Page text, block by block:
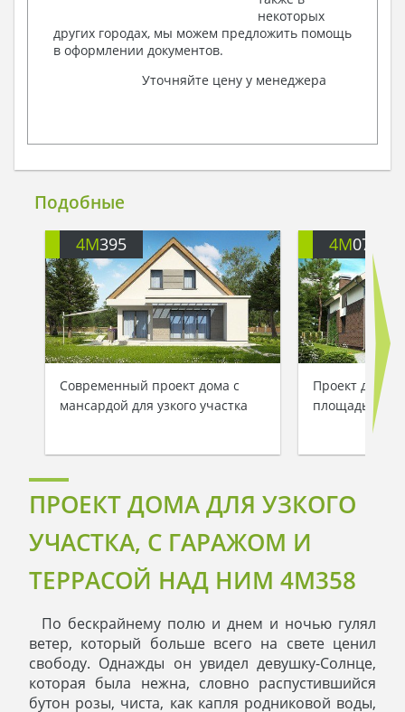
некоторых
других городах, мы можем предложить помощь
в оформлении документов.
Уточняйте цену у менеджера
Подобные
4M395
Современный проект дома с
мансардой для узкого участка
4M071
Проект дома
площадью
ПРОЕКТ ДОМА ДЛЯ УЗКОГО
УЧАСТКА, С ГАРАЖОМ И
ТЕРРАСОЙ НАД НИМ 4M358
По бескрайнему полю и днем и ночью гулял
ветер, который больше всего на свете ценил
свободу. Однажды он увидел девушку-Солнце,
которая была нежна, словно распустившийся
бутон розы, чиста, как капля родниковой воды,